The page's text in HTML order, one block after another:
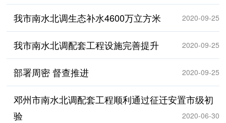
我市南水北调生态补水4600万立方米 2020-09-25
我市南水北调配套工程设施完善提升 2020-09-25
部署周密 督查推进 2020-09-25
邓州市南水北调配套工程顺利通过征迁安置市级初
验
2020-06-30